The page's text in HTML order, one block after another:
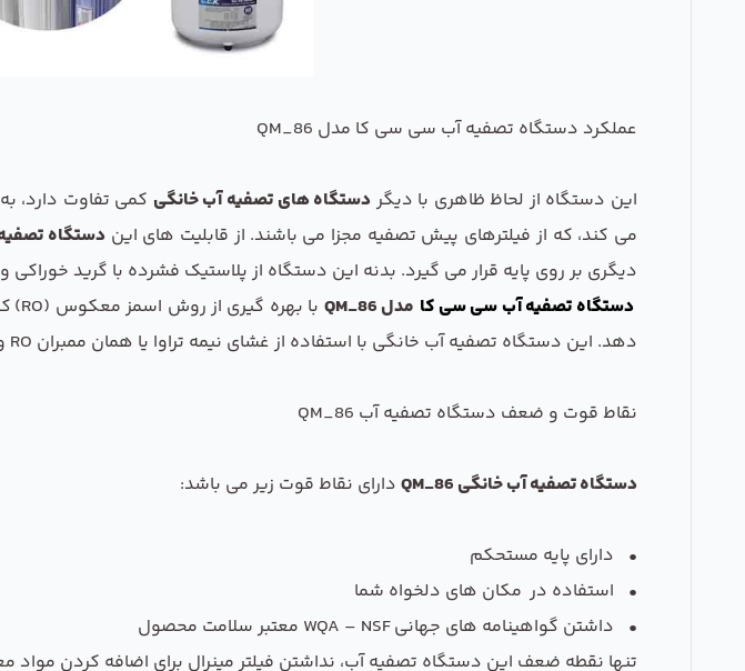
عملکرد دستگاه تصفیه آب سی سی کا مدل QM_86
این دستگاه از لحاظ ظاهری با دیگر دستگاه های تصفیه آب خانگی کمی تفاوت دارد،
می کند، که از فیلترهای پیش تصفیه مجزا می باشند. از قابلیت های این دستگاه
دیگری بر روی پایه قرار می گیرد. بدنه این دستگاه از پلاستیک فشرده با گرید
دستگاه تصفیه آب سی سی کا مدل QM_86 با بهره گیری از روش اسمز معکوس (RO) که به عنوان بهترین
دهد. این دستگاه تصفیه آب خانگی با استفاده از غشای نیمه تراوا یا همان ممبران RO و بدون افزودن هیچ گونه مواد شیمیایی به عملیات تصفیه آب می پردازد.
نقاط قوت و ضعف دستگاه تصفیه آب QM_86
دستگاه تصفیه آب خانگی QM_86 دارای نقاط قوت زیر می باشد:
• دارای پایه مستحکم
• استفاده در مکان های دلخواه شما
• داشتن گواهینامه های جهانی WQA – NSF معتبر سلامت محصول
تنها نقطه ضعف این دستگاه تصفیه آب، نداشتن فیلتر مینرال برای اضافه کردن مواد